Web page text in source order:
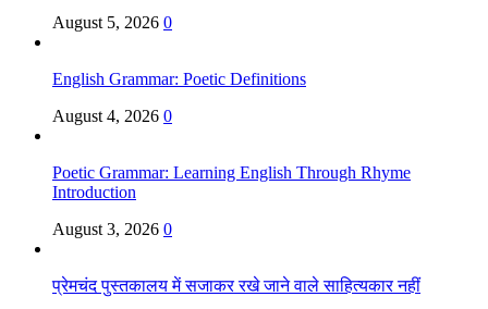
August 5, 2026 0
English Grammar: Poetic Definitions
August 4, 2026 0
Poetic Grammar: Learning English Through Rhyme
Introduction
August 3, 2026 0
प्रेमचंद पुस्तकालय में सजाकर रखे जाने वाले साहित्यकार नहीं